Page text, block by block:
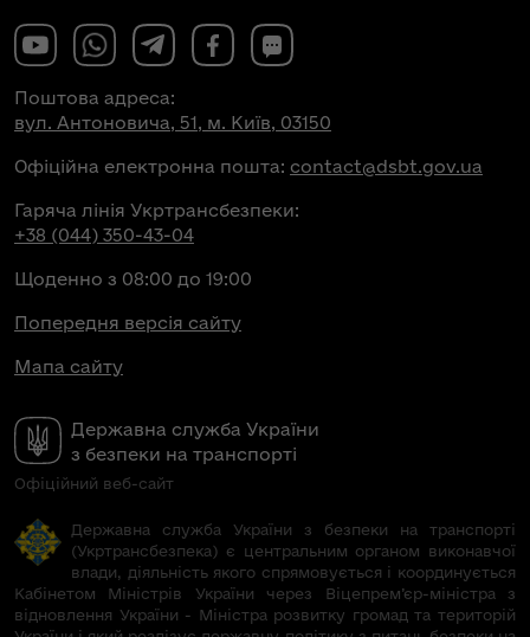
Державна служба України
з безпеки на транспорті
Офіційний веб-сайт
Поштова адреса:
вул. Антоновича, 51, м. Київ, 03150
Офіційна електронна пошта: contact@dsbt.gov.ua
Гаряча лінія Укртрансбезпеки:
+38 (044) 350-43-04
Щоденно з 08:00 до 19:00
Попередня версія сайту
Мапа сайту
Державна служба України з безпеки на транспорті
(Укртрансбезпека) є центральним органом виконавчої
влади, діяльність якого спрямовується і координується
Кабінетом Міністрів України через Віцепрем’єр-міністра з
відновлення України - Міністра розвитку громад та територій